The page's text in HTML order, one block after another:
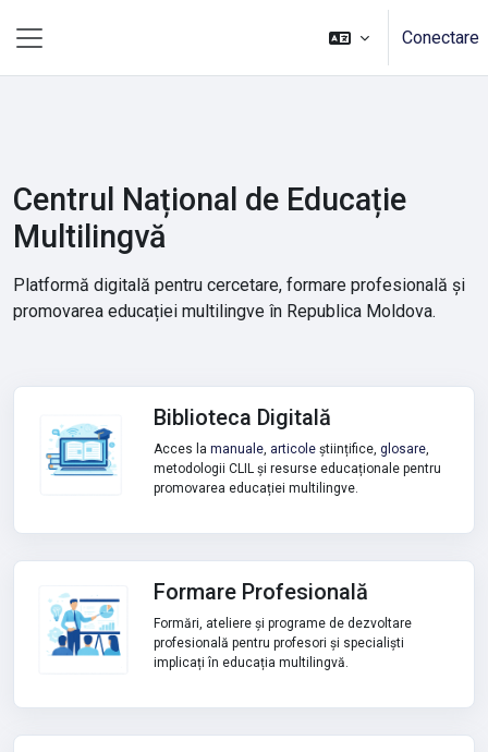
Conectare
Centrul Național de Educație
Multilingvă
Platformă digitală pentru cercetare, formare profesională și
promovarea educației multilingve în Republica Moldova.
Biblioteca Digitală
Acces la manuale, articole științifice, glosare,
metodologii CLIL și resurse educaționale pentru
promovarea educației multilingve.
Formare Profesională
Formări, ateliere și programe de dezvoltare
profesională pentru profesori și specialiști
implicați în educația multilingvă.